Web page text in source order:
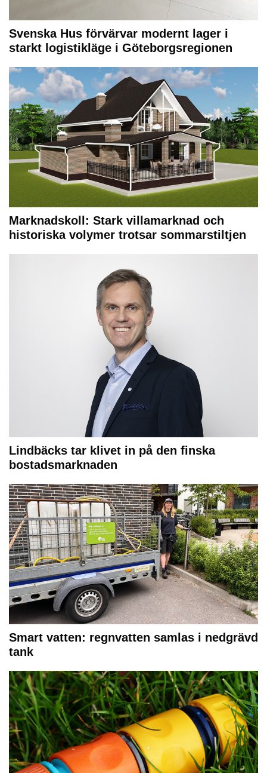
Svenska Hus förvärvar modernt lager i
starkt logistikläge i Göteborgsregionen
Marknadskoll: Stark villamarknad och
historiska volymer trotsar sommarstiltjen
Lindbäcks tar klivet in på den finska
bostadsmarknaden
Smart vatten: regnvatten samlas i nedgrävd
tank